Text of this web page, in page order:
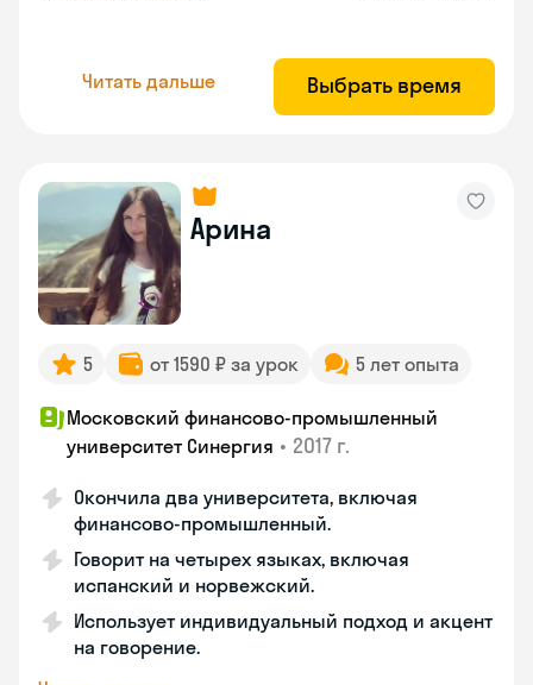
Читать дальше Выбрать время
Арина
5 от 1590 ₽ за урок 5 лет опыта
Московский финансово-промышленный
университет Синергия • 2017 г.
Окончила два университета, включая
финансово-промышленный.
Говорит на четырех языках, включая
испанский и норвежский.
Использует индивидуальный подход и акцент
на говорение.